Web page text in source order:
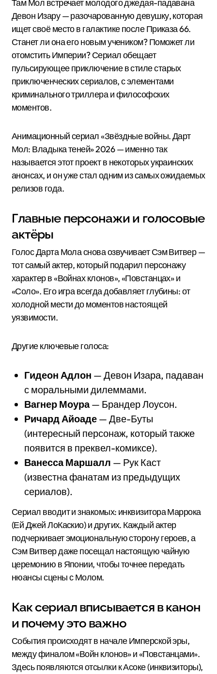
Там Мол встречает молодого джедая-падавана
Девон Изару — разочарованную девушку, которая
ищет своё место в галактике после Приказа 66.
Станет ли она его новым учеником? Поможет ли
отомстить Империи? Сериал обещает
пульсирующее приключение в стиле старых
приключенческих сериалов, с элементами
криминального триллера и философских
моментов.
Анимационный сериал «Звёздные войны. Дарт
Мол: Владыка теней» 2026 — именно так
называется этот проект в некоторых украинских
анонсах, и он уже стал одним из самых ожидаемых
релизов года.
Главные персонажи и голосовые
актёры
Голос Дарта Мола снова озвучивает Сэм Витвер —
тот самый актер, который подарил персонажу
характер в «Войнах клонов», «Повстанцах» и
«Соло». Его игра всегда добавляет глубины: от
холодной мести до моментов настоящей
уязвимости.
Другие ключевые голоса:
Гидеон Адлон — Девон Изара, падаван
с моральными дилеммами.
Вагнер Моура— Брандер Лоусон.
Ричард Айоаде— Две-Буты
(интересный персонаж, который также
появится в преквел-комиксе).
Ванесса Маршалл — Рук Каст
(известна фанатам из предыдущих
сериалов).
Сериал вводит и знакомых: инквизитора Маррока
(Ей Джей ЛоКаскио) и других. Каждый актер
подчеркивает эмоциональную сторону героев, а
Сэм Витвер даже посещал настоящую чайную
церемонию в Японии, чтобы точнее передать
нюансы сцены с Молом.
Как сериал вписывается в канон
и почему это важно
События происходят в начале Имперской эры,
между финалом «Войн клонов» и «Повстанцами».
Здесь появляются отсылки к Асоке (инквизиторы),